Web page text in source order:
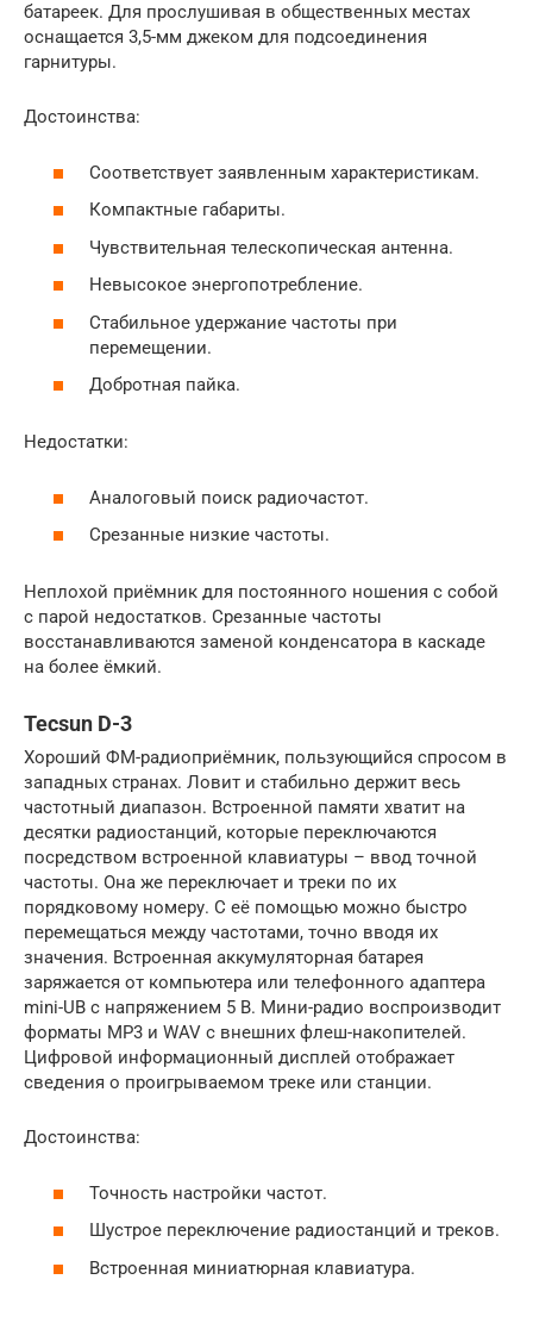
батареек. Для прослушивая в общественных местах
оснащается 3,5-мм джеком для подсоединения
гарнитуры.
Достоинства:
Соответствует заявленным характеристикам.
Компактные габариты.
Чувствительная телескопическая антенна.
Невысокое энергопотребление.
Стабильное удержание частоты при
перемещении.
Добротная пайка.
Недостатки:
Аналоговый поиск радиочастот.
Срезанные низкие частоты.
Неплохой приёмник для постоянного ношения с собой
с парой недостатков. Срезанные частоты
восстанавливаются заменой конденсатора в каскаде
на более ёмкий.
Tecsun D-3
Хороший ФМ-радиоприёмник, пользующийся спросом в
западных странах. Ловит и стабильно держит весь
частотный диапазон. Встроенной памяти хватит на
десятки радиостанций, которые переключаются
посредством встроенной клавиатуры – ввод точной
частоты. Она же переключает и треки по их
порядковому номеру. С её помощью можно быстро
перемещаться между частотами, точно вводя их
значения. Встроенная аккумуляторная батарея
заряжается от компьютера или телефонного адаптера
mini-UB с напряжением 5 В. Мини-радио воспроизводит
форматы MP3 и WAV с внешних флеш-накопителей.
Цифровой информационный дисплей отображает
сведения о проигрываемом треке или станции.
Достоинства:
Точность настройки частот.
Шустрое переключение радиостанций и треков.
Встроенная миниатюрная клавиатура.